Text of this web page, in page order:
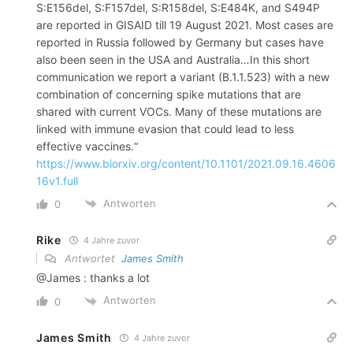
S:E156del, S:F157del, S:R158del, S:E484K, and S494P
are reported in GISAID till 19 August 2021. Most cases are
reported in Russia followed by Germany but cases have
also been seen in the USA and Australia…In this short
communication we report a variant (B.1.1.523) with a new
combination of concerning spike mutations that are
shared with current VOCs. Many of these mutations are
linked with immune evasion that could lead to less
effective vaccines.“
https://www.biorxiv.org/content/10.1101/2021.09.16.4606
16v1.full
0 Antworten
Rike 4 Jahre zuvor
Antwortet James Smith
@James : thanks a lot
0 Antworten
James Smith 4 Jahre zuvor